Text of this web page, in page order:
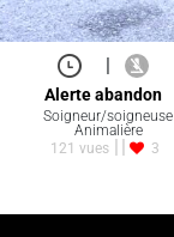
|
Alerte abandon
Soigneur/soigneuse
Animalière
121 vues
3